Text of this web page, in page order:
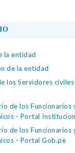
la entidad
de la entidad
los Servidores
de los Funcionarios
- Portal
de los Funcionarios
- Portal Gob.pe